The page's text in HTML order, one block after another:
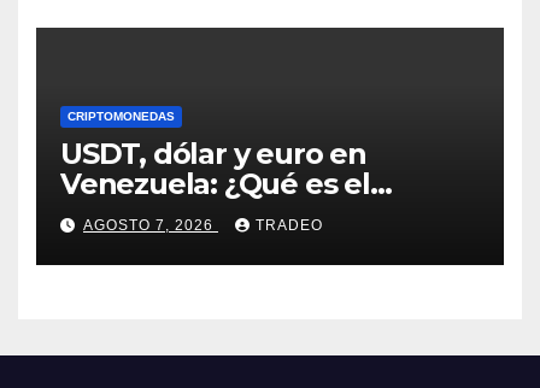
CRIPTOMONEDAS
USDT, dólar y euro en
Venezuela: ¿Qué es el
fenómeno “Rockets and
Feathers”?
AGOSTO 7, 2026 TRADEO